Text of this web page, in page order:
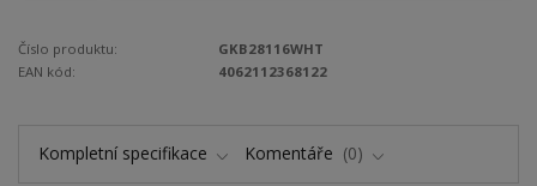
Číslo produktu:
GKB28116WHT
EAN kód:
4062112368122
Kompletní specifikace Komentáře 0